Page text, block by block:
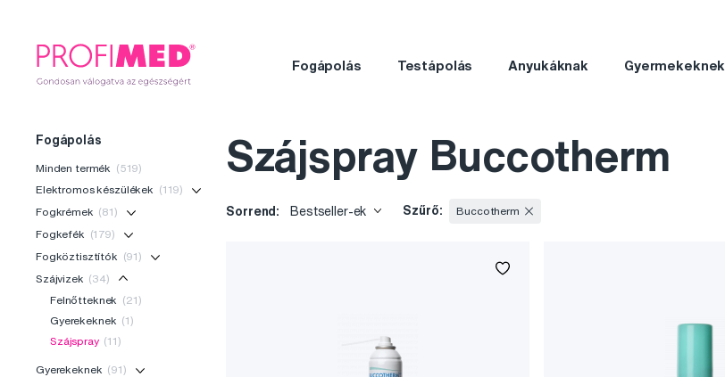
Fogápolás Testápolás Anyukáknak Gyermekeknek
Fogápolás
Minden termék (519)
Elektromos készülékek (119)
Fogkrémek (81)
Fogkefék
(179)
Fogköztisztítók
(91)
Szájvizek (34)
Felnőtteknek (21)
Gyerekeknek (1)
Szájspray (11)
Gyerekeknek (91)
Szájspray Buccotherm
Sorrend: Bestseller-ek Szűrő: Buccotherm